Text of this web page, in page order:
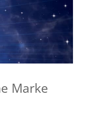
Marke